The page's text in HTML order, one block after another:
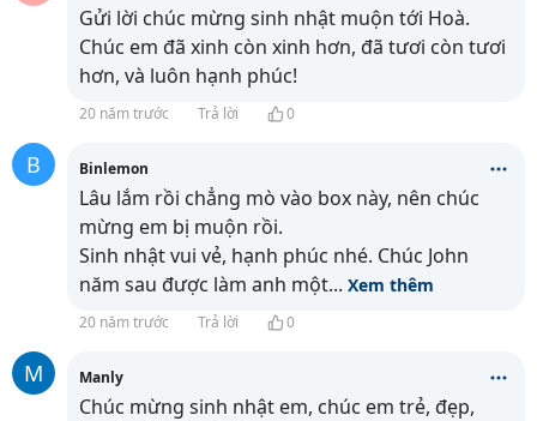
Gửi lời chúc mừng sinh nhật muộn tới Hoà.
Chúc em đã xinh còn xinh hơn, đã tươi còn tươi
hơn, và luôn hạnh phúc!
20 năm trước Trả lời 0
B Binlemon
Lâu lắm rồi chẳng mò vào box này, nên chúc
mừng em bị muộn rồi.
Sinh nhật vui vẻ, hạnh phúc nhé. Chúc John
năm sau được làm anh một... Xem thêm
20 năm trước Trả lời 0
M Manly
Chúc mừng sinh nhật em, chúc em trẻ, đẹp,